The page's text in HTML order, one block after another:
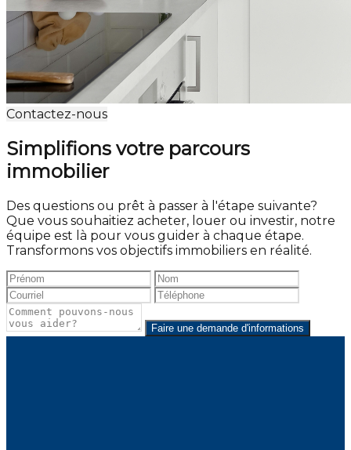
Contactez-nous
Simplifions votre parcours
immobilier
Des questions ou prêt à passer à l'étape suivante?
Que vous souhaitiez acheter, louer ou investir, notre
équipe est là pour vous guider à chaque étape.
Transformons vos objectifs immobiliers en réalité.
Faire une demande d'informations